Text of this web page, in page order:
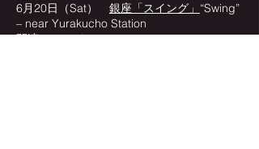
​6月20日（Sat） 銀座「スイング」 “Swing”
– near Yurakucho Station
開演19:00～/ チャージ￥6,000